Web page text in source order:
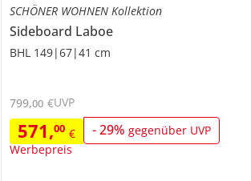
SCHÖNER WOHNEN Kollektion
Sideboard Laboe
BHL 149|67|41 cm
571,00 € -29%gegenüber UVP
Werbepreis
799,00 €UVP